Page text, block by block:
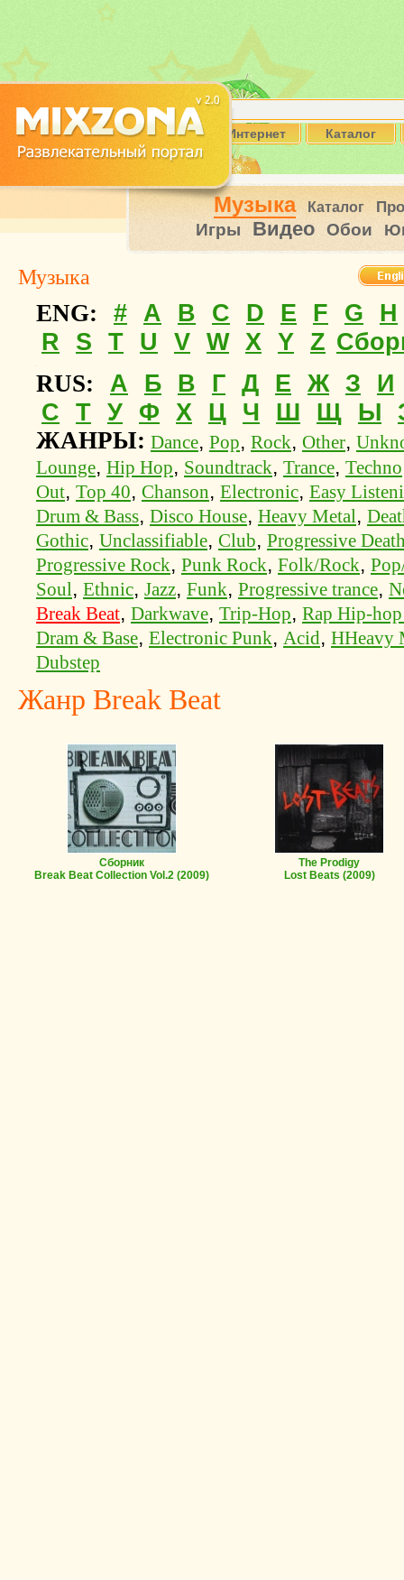
Интернет Каталог
Музыка Каталог
Игры Видео Обои
Музыка
ENG: # A B C D E F G
H
R
S T U V W X Y Z
RUS: А Б В Г Д Е Ж З
И
С
Т У Ф Х Ц Ч Ш Щ Ы
ЖАНРЫ: Dance, Pop, Rock, Other,
Lounge, Hip Hop, Soundtrack, Trance, Techno
Out, Top 40, Chanson, Electronic, Easy
Drum & Bass, Disco House, Heavy Metal,
Gothic, Unclassifiable, Club, Progressive
Progressive Rock, Punk Rock, Folk/Rock,
Soul, Ethnic, Jazz, Funk, Progressive trance,
Break Beat, Darkwave, Trip-Hop, Rap Hip-
Dram & Base, Electronic Punk, Acid, HHeavy
Dubstep
Жанр Break Beat
Сборник
Break Beat Collection Vol.2 (2009)
The Prodigy
Lost Beats (2009)